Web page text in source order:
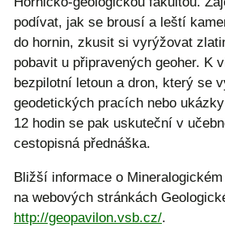
podívat, jak se brousí a leští
do hornin, zkusit si vyrýžovat
pobavit u připravených geoher. K
bezpilotní letoun a dron, který se
geodetických pracích nebo
12 hodin se pak uskuteční v
cestopisná přednáška.
Bližší informace o
na webových stránkách
http://geopavilon.vsb.cz/.